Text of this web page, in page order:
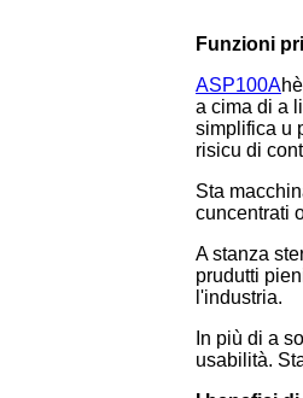
Funzioni
ASP100A
a cima di a
simplifica u
risicu di
Sta
cuncentrati
A stanza
prudutti
l'industria.
In più di a
usabilità.